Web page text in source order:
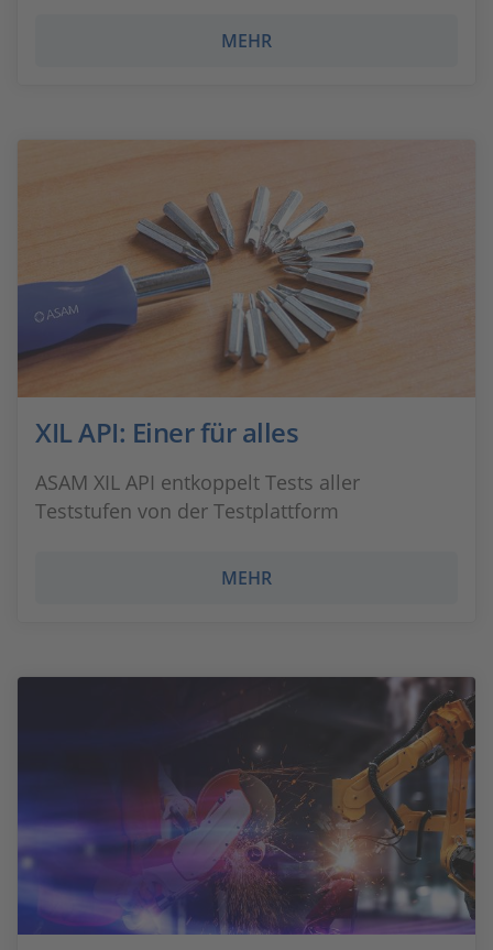
MEHR
XIL API: Einer für alles
ASAM XIL API entkoppelt Tests aller
Teststufen von der Testplattform
MEHR